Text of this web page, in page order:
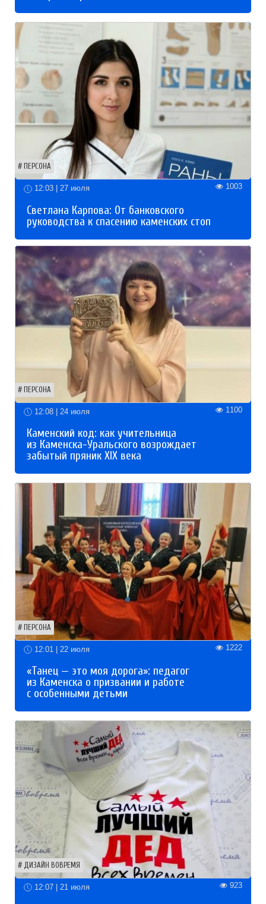
ПЕРСОНА
12:03 | 27 июля 1003
Светлана Карпова: От банковского
руководства к спасению каменских стоп
ПЕРСОНА
12:08 | 24 июля 1100
Каменский код: как учительница
из Каменска-Уральского возрождает
забытый пряник XIX века
ПЕРСОНА
12:01 | 22 июля 1222
«Танец — это моя дорога»: педагог
из Каменска о призвании и работе
с особенными детьми
ДИЗАЙН ВОВРЕМЯ
12:07 | 21 июля 923